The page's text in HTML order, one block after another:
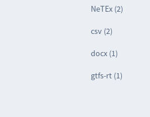
NeTEx (2)
csv (2)
docx (1)
gtfs-rt (1)